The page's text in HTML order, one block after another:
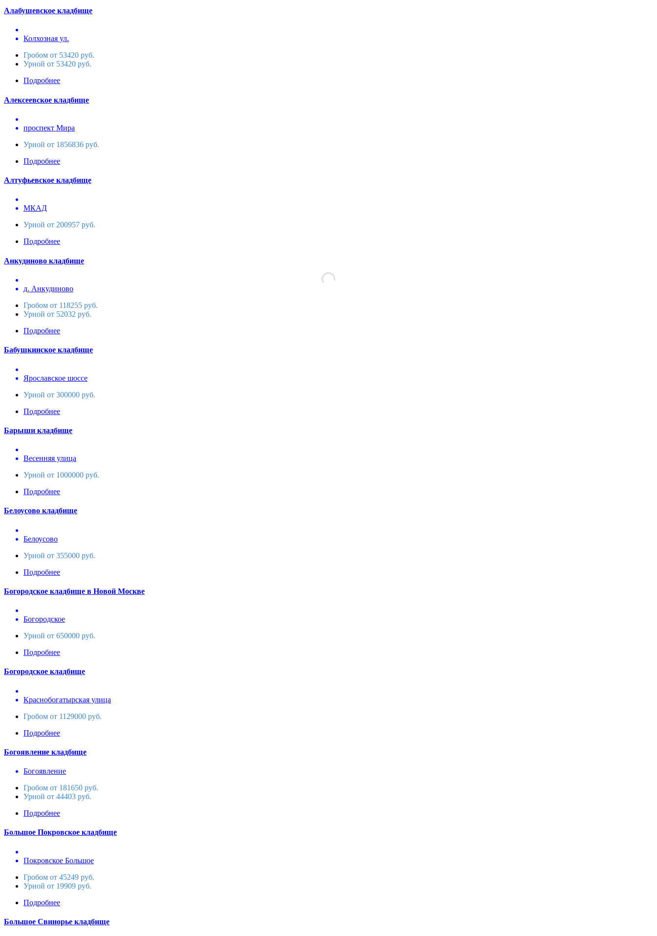
Алабушевское кладбище
Колхозная ул.
Гробом от 53420 руб.
Урной от 53420 руб.
Подробнее
Алексеевское кладбище
проспект Мира
Урной от 1856836 руб.
Подробнее
Алтуфьевское кладбище
МКАД
Урной от 200957 руб.
Подробнее
Анкудиново кладбище
д. Анкудиново
Гробом от 118255 руб.
Урной от 52032 руб.
Подробнее
Бабушкинское кладбище
Ярославское шоссе
Урной от 300000 руб.
Подробнее
Барыши кладбище
Весенняя улица
Урной от 1000000 руб.
Подробнее
Белоусово кладбище
Белоусово
Урной от 355000 руб.
Подробнее
Богородское кладбище в Новой Москве
Богородское
Урной от 650000 руб.
Подробнее
Богородское кладбище
Краснобогатырская улица
Гробом от 1129000 руб.
Подробнее
Богоявление кладбище
Богоявление
Гробом от 181650 руб.
Урной от 44403 руб.
Подробнее
Большое Покровское кладбище
Покровское Большое
Гробом от 45249 руб.
Урной от 19909 руб.
Подробнее
Большое Свинорье кладбище